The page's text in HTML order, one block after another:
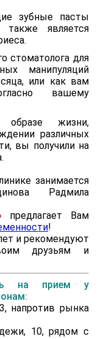
зубные пасты
также является
стоматолога для
манипуляций
или как вам
вашему
образе жизни,
различных
вы получили на
занимается
Радмила
предлагает Вам
!
и рекомендуют
друзьям и
на прием у
напротив рынка
10, рядом с